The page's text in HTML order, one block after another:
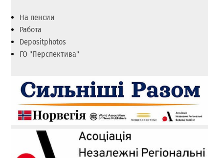
На пенсии
Работа
Depositphotos
ГО "Перспектива"